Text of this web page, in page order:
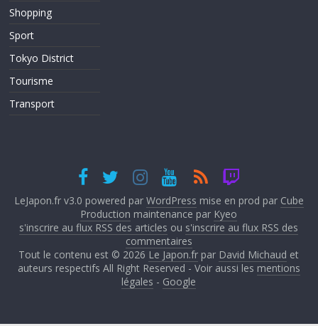
Shopping
Sport
Tokyo District
Tourisme
Transport
LeJapon.fr v3.0 powered par WordPress mise en prod par Cube
Production maintenance par Kyeo
s'inscrire au flux RSS des articles ou s'inscrire au flux RSS des
commentaires
Tout le contenu est © 2026 Le Japon.fr par David Michaud et
auteurs respectifs All Right Reserved - Voir aussi les mentions
légales - Google